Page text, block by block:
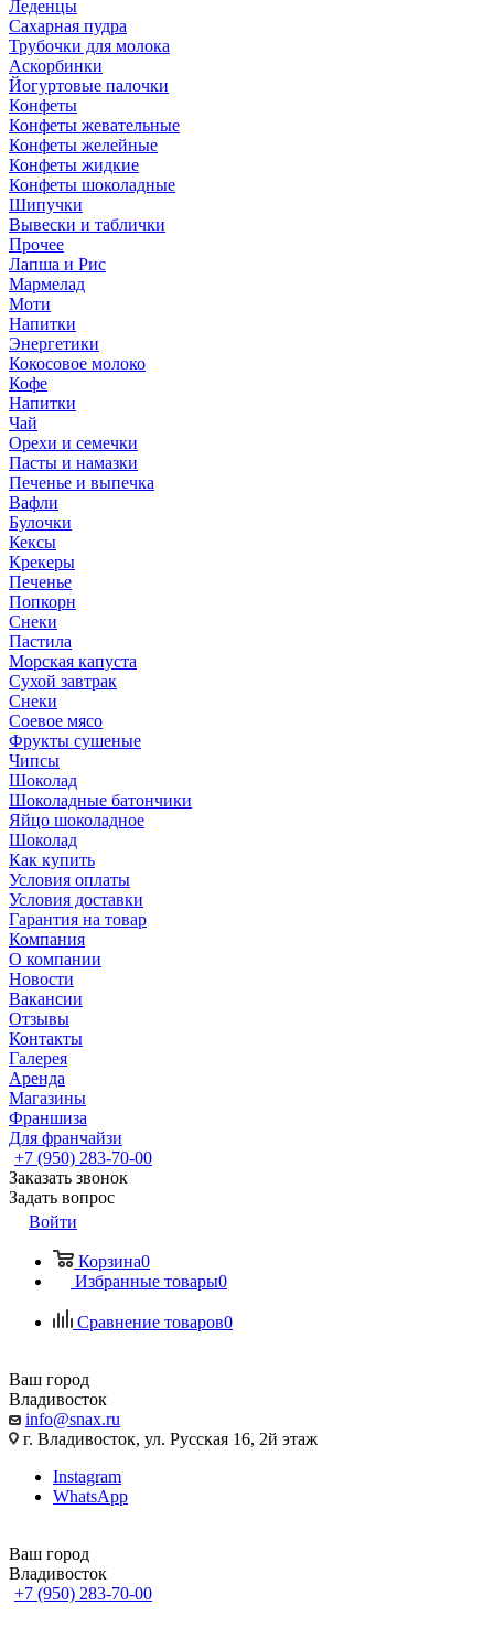
Леденцы
Сахарная пудра
Трубочки для молока
Аскорбинки
Йогуртовые палочки
Конфеты
Конфеты жевательные
Конфеты желейные
Конфеты жидкие
Конфеты шоколадные
Шипучки
Вывески и таблички
Прочее
Лапша и Рис
Мармелад
Моти
Напитки
Энергетики
Кокосовое молоко
Кофе
Напитки
Чай
Орехи и семечки
Пасты и намазки
Печенье и выпечка
Вафли
Булочки
Кексы
Крекеры
Печенье
Попкорн
Снеки
Пастила
Морская капуста
Сухой завтрак
Снеки
Соевое мясо
Фрукты сушеные
Чипсы
Шоколад
Шоколадные батончики
Яйцо шоколадное
Шоколад
Как купить
Условия оплаты
Условия доставки
Гарантия на товар
Компания
О компании
Новости
Вакансии
Отзывы
Контакты
Галерея
Аренда
Магазины
Франшиза
Для франчайзи
+7 (950) 283-70-00
Заказать звонок
Задать вопрос
Войти
Корзина0
Избранные товары0
Сравнение товаров0
Ваш город
Владивосток
info@snax.ru
г. Владивосток, ул. Русская 16, 2й этаж
Instagram
WhatsApp
Ваш город
Владивосток
+7 (950) 283-70-00